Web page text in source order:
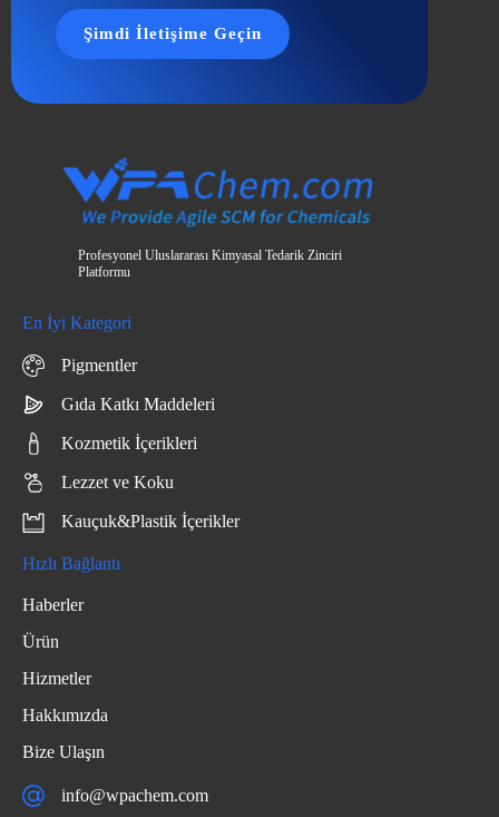
Şimdi İletişime Geçin
Profesyonel Uluslararası Kimyasal Tedarik Zinciri
Platformu
En İyi Kategori
Pigmentler
Gıda Katkı Maddeleri
Kozmetik İçerikleri
Lezzet ve Koku
Kauçuk&Plastik İçerikler
Hızlı Bağlantı
Haberler
Ürün
Hizmetler
Hakkımızda
Bize Ulaşın
info@wpachem.com